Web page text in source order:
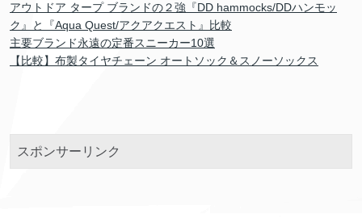
アウトドア タープ ブランドの２強『DD hammocks/DDハンモッ
ク』と『Aqua Quest/アクアクエスト』比較
主要ブランド永遠の定番スニーカー10選
【比較】布製タイヤチェーン オートソック＆スノーソックス
スポンサーリンク